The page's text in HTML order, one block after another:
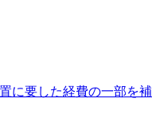
要した経費の一部を